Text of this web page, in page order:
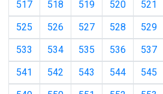
517 518 519 520 521
525
526 527 528 529
533
534 535 536 537
541
542 543 544 545